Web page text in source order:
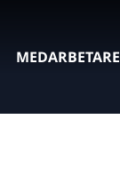
MEDARBETARE